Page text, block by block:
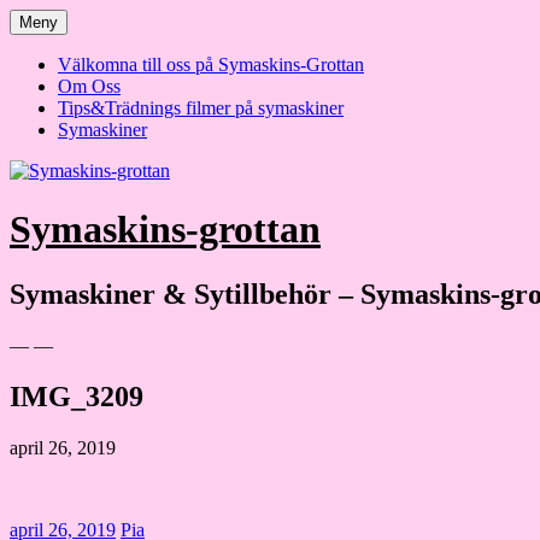
Hoppa
till
innehåll
Meny
Välkomna till oss på Symaskins-Grottan
Om Oss
Tips&Trädnings filmer på symaskiner
Symaskiner
Symaskins-grottan
Symaskiner & Sytillbehör – Symaskins-
— —
IMG_3209
april 26, 2019
april 26, 2019 Pia